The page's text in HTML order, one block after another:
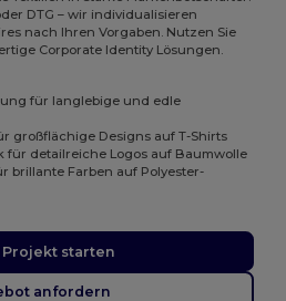
DTG – wir individualisieren
nach Ihren Vorgaben. Nutzen Sie
Corporate Identity Lösungen.
für langlebige und edle
großflächige Designs auf T-Shirts
für detailreiche Logos auf Baumwolle
brillante Farben auf Polyester-
Projekt starten
anfordern